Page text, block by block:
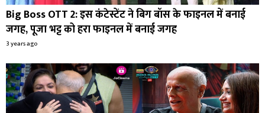
Big Boss OTT 2: इस कंटेस्टेंट ने बिग बॉस के फाइनल में बनाई
जगह, पूजा भट्ट को हरा फाइनल में बनाई जगह
3 years ago